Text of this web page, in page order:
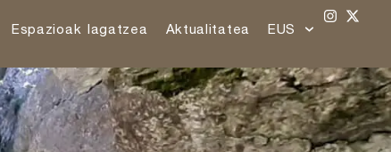
Espazioak lagatzea Aktualitatea EUS